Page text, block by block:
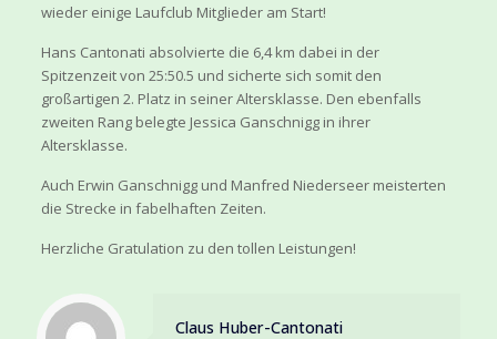
wieder einige Laufclub Mitglieder am Start!
Hans Cantonati absolvierte die 6,4 km dabei in der
Spitzenzeit von 25:50.5 und sicherte sich somit den
großartigen 2. Platz in seiner Altersklasse. Den ebenfalls
zweiten Rang belegte Jessica Ganschnigg in ihrer
Altersklasse.
Auch Erwin Ganschnigg und Manfred Niederseer meisterten
die Strecke in fabelhaften Zeiten.
Herzliche Gratulation zu den tollen Leistungen!
Claus Huber-Cantonati